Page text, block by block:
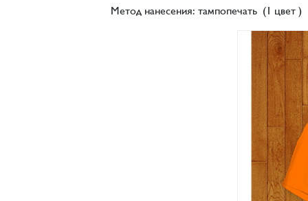
Метод нанесения: тампопечать (1 цвет )